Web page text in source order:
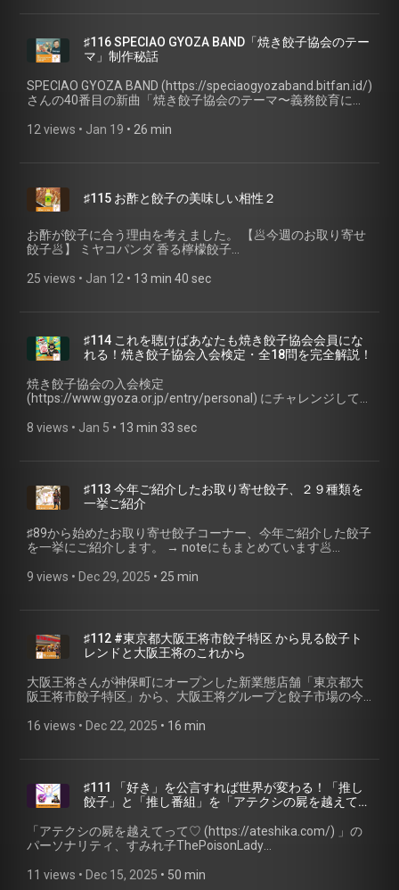
https://www.threads.com/@ch1cala ⁠一般社団法人焼き餃子協
会⁠ https://www.gyoza.or.jp/ #愛と狂気のマーケット #狂愛餃
子ランド #ラフォーレ原宿 #肉汁餃子のダンダダン #ミッち
ゃん餃子 #PAIRON #餃子家龍 #SAPPORO餃子製造所 #大阪
王将 #Jオイルミルズ #餃子計画 #SPECIAOGYOZABAND #聴
く餃子 #焼き餃子協会 #ポッドキャスト #お取り寄せ餃子 #餃
子
協会 (https://www.gyoza.or.jp/) #長野県 #塩尻市 #宿とスタ
ジオKICHI #ポッドキャストの学校 #聴く餃子 #焼き餃子協会
た！ 【🥟今週の出演餃子🥟】 🥟美勢餃子
(https://www.misegyoza-shop.jp/) 🥟ひさりな食堂
(https://www.hisarina.com/) 【🎙️ご紹介ポッドキャスト番組
🎙️】 🎙️ローカルナイトニッポン 🎙️建設の知らない世界 - 聴くか
ら始まるまちづくり
(https://x.com/taaakaaapodcast/status/2011655606374187446)
📮 番組ホームページ・ご感想 📮 番組へのご感想は、特設ペー
ジのフォームまたはSNSからお願いします！ 聴く餃子 オフィ
(https://www.threads.com/@ch1cala) 一般社団法人焼き餃子
協会 (https://www.gyoza.or.jp/) #長野県 #塩尻市 #宿とスタ
#ポッドキャスト #お取り寄せ餃子
♯116 SPECIAO GYOZA BAND「焼き餃子協会のテー
マ」制作秘話
SPECIAO GYOZA BAND (https://speciaogyozaband.bitfan.id/)
さんの40番目の新曲「焼き餃子協会のテーマ〜義務餃育にな
れました！ この楽曲・映像の制作裏話を、SPECIAO GYOZA
(https://premier.twitcasting.tv/isaviewtiful/shopcart/411283)
されておりますので、ぜひこちらも合わせてご覧ください。
ライブでも、焼き餃子協会のテーマは演奏されています。
【🥟今週のお取り寄せ餃子🥟】 餃子製作直売所 餃子王
King (https://musoufoods.base.ec/) 📮 番組ホームページ・ご
感想 📮 番組へのご感想は、特設ページのフォームまたはSNS
からお願いします！ 聴く餃子 オフィシャルサイト
(https://gyoza.fm) 小野寺力 SNS X（旧twitter）
協会 (https://www.gyoza.or.jp/) #SpeciaoGyozaBand #聴く餃
子 #焼き餃子協会 #ポッドキャスト #お取り寄せ餃子
12 views • Jan 19 • 26 min
♯115 お酢と餃子の美味しい相性２
お酢が餃子に合う理由を考えました。 【🥟今週のお取り寄せ
餃子🥟】 ミヤコパンダ 香る檸檬餃子
Mizkan お酢の雑学 (https://www.mizkan.co.jp/osu-
ージ・ご感想 📮 番組へのご感想は、特設ページのフォームま
たはSNSからお願いします！ 聴く餃子 オフィシャルサイト
(https://gyoza.fm) 小野寺力 SNS X（旧twitter）
(https://x.com/ch1cala) / Instagram
(https://www.instagram.com/ch1cala/) / Threads
(https://www.threads.com/@ch1cala) 一般社団法人焼き餃子
協会 https://www.gyoza.or.jp/ #酢 #聴く餃子 #焼き餃子協会
#ポッドキャスト #お取り寄せ餃子
25 views • Jan 12 • 13 min 40 sec
♯114 これを聴けばあなたも焼き餃子協会会員にな
れる！焼き餃子協会入会検定・全18問を完全解説！
焼き餃子協会の入会検定
(https://www.gyoza.or.jp/entry/personal) にチャレンジしてか
【🥟今週のお取り寄せ餃子🥟】 房の駅 鯵さんが餃子
ートアンド 大阪王将 羽根つき餃子 (https://www.eat-
and.jp/foods/products/242.html) • 宇都宮餃子会
(https://www.gyozakai.com/) • 浜松餃子学会
(http://hamamatsugyouza.jp/) • 八幡ぎょうざ協議会
(https://yahatagyouza.net/) • 宮崎県ひなた餃子連合会
(https://miyazakigyoza.jp/) • 八木功さん紹介
(https://nihao.co.jp/master) • 『おとなの週末』第1回
「JAPAN餃子大賞」総合1位が決定！
(https://www.ffa.ajinomoto.com/enjoy/kengaku/ar) • 大阪王
将の日本最大最速級の餃子製造工場のご紹介
ームページ・ご感想 📮 番組へのご感想は、特設ページのフォ
ームまたはSNSからお願いします！ 聴く餃子 オフィシャルサ
(https://x.com/ch1cala) / Instagram
ッドキャスト #お取り寄せ餃子
8 views • Jan 5 • 13 min 33 sec
♯113 今年ご紹介したお取り寄せ餃子、２９種類を
一挙ご紹介
♯89から始めたお取り寄せ餃子コーナー、今年ご紹介した餃子
を一挙にご紹介します。 → noteにもまとめています🥟
app_launch=false) 【👀注目サイト👀】 • アテクシの屍を越え
(https://x.com/teamateshik_s2) 📮 番組ホームページ・ご感
想 📮 番組へのご感想は、特設ページのフォームまたはSNSか
らお願いします！ 聴く餃子 オフィシャルサイト
(https://gyoza.fm) 小野寺力 SNS X（旧twitter）
(https://x.com/ch1cala) / Instagram
(https://www.instagram.com/ch1cala/) / Threads
(https://www.threads.com/@ch1cala) 一般社団法人焼き餃子
協会 https://www.gyoza.or.jp/ #聴く餃子 #焼き餃子協会 #ポ
9 views • Dec 29, 2025 • 25 min
♯112 #東京都大阪王将市餃子特区 から見る餃子ト
レンドと大阪王将のこれから
大阪王将さんが神保町にオープンした新業態店舗「東京都大
阪王将市餃子特区」から、大阪王将グループと餃子市場の今
餃子製造所 (https://sapporo-gyoza.jp/) （北海道札幌市）
園 (https://www.sansou-gr.co.jp/gyoza-sankouen/) • ぎょうざ
屋たかく (https://www.instagram.com/gyoza_do/) • 餃子の肉
太郎 (https://x.com/gyoza_nikutarou) 【👀注目サイト👀】 •
アテクシの屍を越えてって♡ Webサイト
(https://ateshika.com/) • ジャパンポッドキャストアワード
(https://www.japanpodcastawards.com/) • 【非公式】アテし
か🎙️💜ファンアカウント (https://x.com/teamateshik_s2) 📮 番
組ホームページ・ご感想 📮 番組へのご感想は、特設ページの
16 views • Dec 22, 2025 • 16 min
♯111 「好き」を公言すれば世界が変わる！「推し
餃子」と「推し番組」を「アテクシの屍を越えてっ
アテしか #ポッドキャストアワード
「アテクシの屍を越えてって♡ (https://ateshika.com/) 」の
パーソナリティ、すみれ子ThePoisonLady
振り返ってみました。 【🥟 今週のお取り寄せ餃子 🥟】 プレ
11 views • Dec 15, 2025 • 50 min